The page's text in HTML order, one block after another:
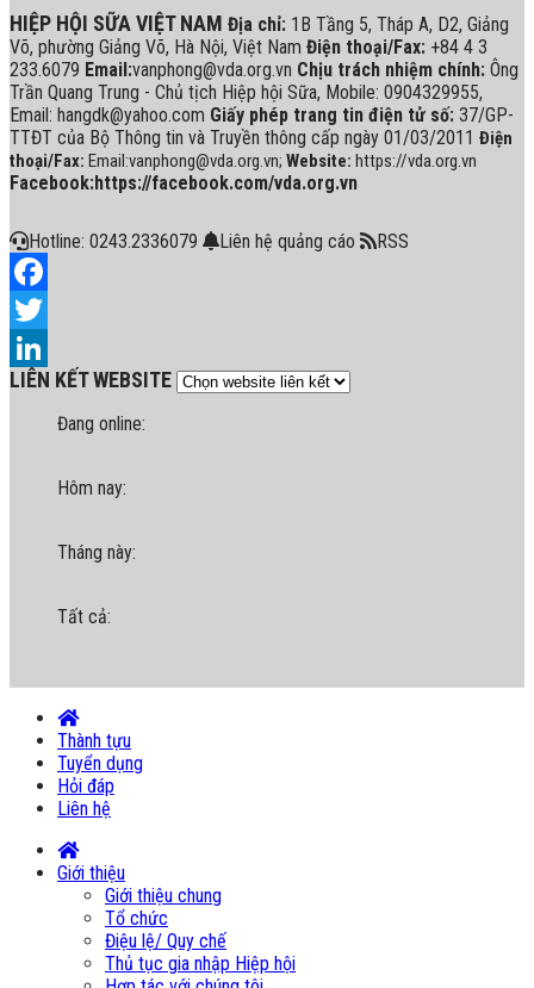
HIỆP HỘI SỮA VIỆT NAM Địa chỉ: 1B Tầng 5, Tháp A, D2, Giảng
Võ, phường Giảng Võ, Hà Nội, Việt Nam Điện thoại/Fax: +84 4 3
233.6079 Email:vanphong@vda.org.vn Chịu trách nhiệm chính: Ông
Trần Quang Trung - Chủ tịch Hiệp hội Sữa, Mobile: 0904329955,
Email: hangdk@yahoo.com Giấy phép trang tin điện tử số: 37/GP-
TTĐT của Bộ Thông tin và Truyền thông cấp ngày 01/03/2011 Điện
thoại/Fax: Email:vanphong@vda.org.vn; Website: https://vda.org.vn
Facebook:https://facebook.com/vda.org.vn
Hotline: 0243.2336079 Liên hệ quảng cáo RSS
Facebook
Twitter
LinkedIn
LIÊN KẾT WEBSITE
Đang online:
Hôm nay:
Tháng này:
Tất cả:
Thành tựu
Tuyển dụng
Hỏi đáp
Liên hệ
Giới thiệu
Giới thiệu chung
Tổ chức
Điệu lệ/ Quy chế
Thủ tục gia nhập Hiệp hội